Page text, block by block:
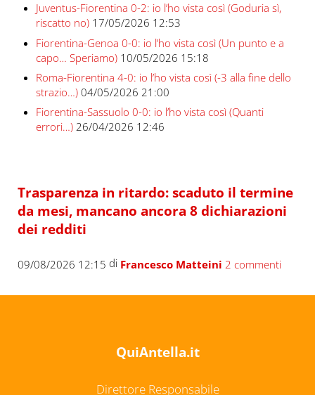
Juventus-Fiorentina 0-2: io l’ho vista così (Goduria sì,
riscatto no) 17/05/2026 12:53
Fiorentina-Genoa 0-0: io l’ho vista così (Un punto e a
capo… Speriamo) 10/05/2026 15:18
Roma-Fiorentina 4-0: io l’ho vista così (-3 alla fine dello
strazio…) 04/05/2026 21:00
Fiorentina-Sassuolo 0-0: io l’ho vista così (Quanti
errori…) 26/04/2026 12:46
Trasparenza in ritardo: scaduto il termine
da mesi, mancano ancora 8 dichiarazioni
dei redditi
09/08/2026 12:15 di Francesco Matteini 2 commenti
QuiAntella.it
Direttore Responsabile